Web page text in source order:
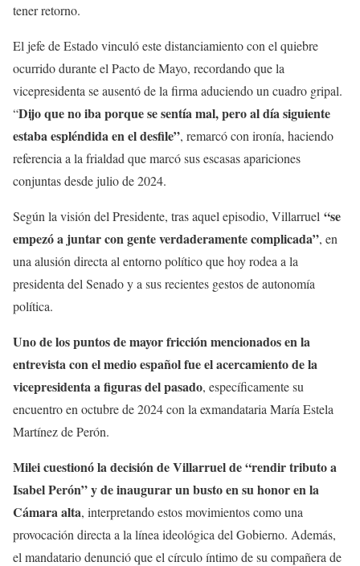
tener retorno.
El jefe de Estado vinculó este distanciamiento con el quiebre
ocurrido durante el Pacto de Mayo, recordando que la
vicepresidenta se ausentó de la firma aduciendo un cuadro gripal.
“Dijo que no iba porque se sentía mal, pero al día siguiente
estaba espléndida en el desfile”, remarcó con ironía, haciendo
referencia a la frialdad que marcó sus escasas apariciones
conjuntas desde julio de 2024.
Según la visión del Presidente, tras aquel episodio, Villarruel “se
empezó a juntar con gente verdaderamente complicada”, en
una alusión directa al entorno político que hoy rodea a la
presidenta del Senado y a sus recientes gestos de autonomía
política.
Uno de los puntos de mayor fricción mencionados en la
entrevista con el medio español fue el acercamiento de la
vicepresidenta a figuras del pasado, específicamente su
encuentro en octubre de 2024 con la exmandataria María Estela
Martínez de Perón.
Milei cuestionó la decisión de Villarruel de “rendir tributo a
Isabel Perón” y de inaugurar un busto en su honor en la
Cámara alta, interpretando estos movimientos como una
provocación directa a la línea ideológica del Gobierno. Además,
el mandatario denunció que el círculo íntimo de su compañera de